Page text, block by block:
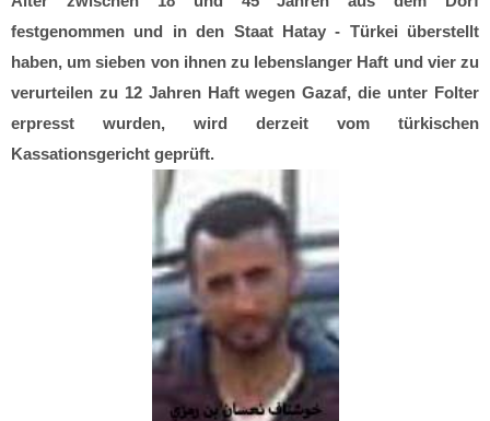
festgenommen und in den Staat Hatay - Türkei überstellt
haben, um sieben von ihnen zu lebenslanger Haft und vier zu
verurteilen zu 12 Jahren Haft wegen Gazaf, die unter Folter
erpresst wurden, wird derzeit vom türkischen
Kassationsgericht geprüft.